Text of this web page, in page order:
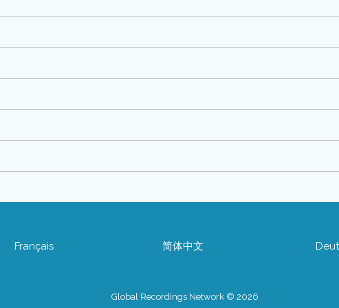
Français 简体中文
Global Recordings Network © 2026